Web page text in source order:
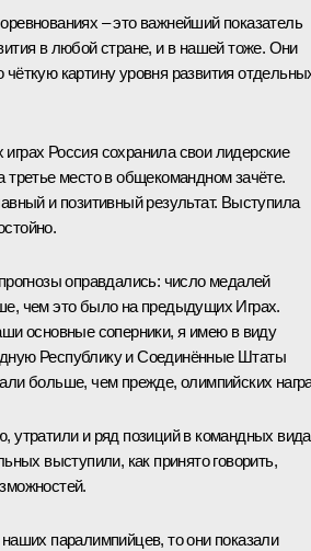
– это важнейший показатель
в любой стране, и в нашей тоже. Они
чёткую картину уровня развития
Россия сохранила свои лидерские
третье место в общекомандном зачёте.
и позитивный результат. Выступила
оправдались: число медалей
чем это было на предыдущих Играх.
основные соперники, я имею в виду
Республику и Соединённые Штаты
больше, чем прежде, олимпийских
утратили и ряд позиций в командных
выступили, как принято говорить,
паралимпийцев, то они показали